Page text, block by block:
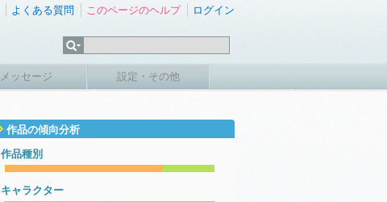
よくある質問 このページのヘルプ ログイン
メッセージ 設定・その他
作品の傾向分析
作品種別
キャラクター